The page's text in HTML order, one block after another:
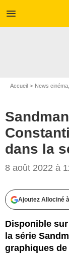
menu
Accueil News
dans la
8 août 2022 à
Ajoutez Allociné
Disponible
la série
graphiques